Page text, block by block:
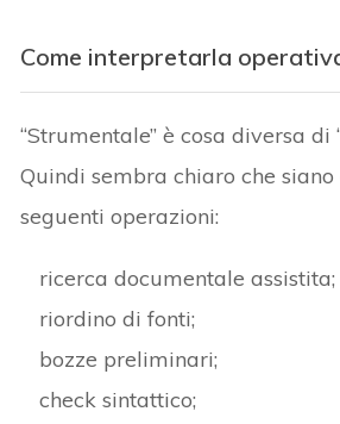
Come interpretarla
“Strumentale” è cosa diversa di
Quindi sembra chiaro che
seguenti operazioni:
ricerca documentale assistita;
riordino di fonti;
bozze preliminari;
check sintattico;